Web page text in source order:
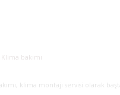
bakımı
klima montajı servisi olarak